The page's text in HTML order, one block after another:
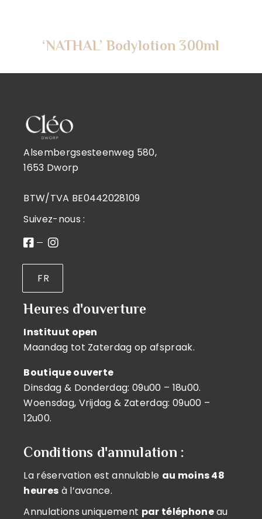
‘NATHAL’ Bodylotion 300ml
Alsembergsesteenweg 580,
1653 Dworp
BTW/TVA BE0442028109
Suivez-nous :
FR
Heures d'ouverture
Instituut open
Maandag tot Zaterdag op afspraak.
Boutique ouverte
Dinsdag & Donderdag: 09u00 – 18u00.
Woensdag, Vrijdag & Zaterdag: 09u00 –
12u00.
Conditions d'annulation :
La réservation est annulable au moins 48
heures à l’avance.
Annulations uniquement par téléphoneau